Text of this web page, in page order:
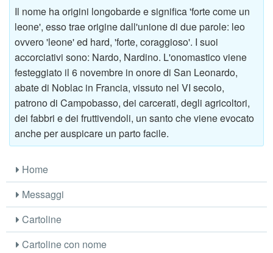
Il nome ha origini longobarde e significa 'forte come un
leone', esso trae origine dall'unione di due parole: leo
ovvero 'leone' ed hard, 'forte, coraggioso'. I suoi
accorciativi sono: Nardo, Nardino. L'onomastico viene
festeggiato il 6 novembre in onore di San Leonardo,
abate di Noblac in Francia, vissuto nel VI secolo,
patrono di Campobasso, dei carcerati, degli agricoltori,
dei fabbri e dei fruttivendoli, un santo che viene evocato
anche per auspicare un parto facile.
Home
Messaggi
Cartoline
Cartoline con nome